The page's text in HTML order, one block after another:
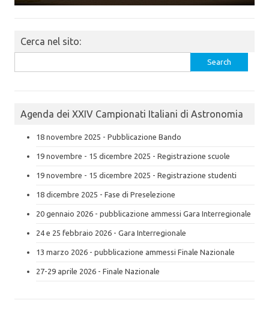
Cerca nel sito:
for:
Agenda dei XXIV Campionati Italiani di Astronomia
18 novembre 2025 - Pubblicazione Bando
19 novembre - 15 dicembre 2025 - Registrazione scuole
19 novembre - 15 dicembre 2025 - Registrazione studenti
18 dicembre 2025 - Fase di Preselezione
20 gennaio 2026 - pubblicazione ammessi Gara Interregionale
24 e 25 febbraio 2026 - Gara Interregionale
13 marzo 2026 - pubblicazione ammessi Finale Nazionale
27-29 aprile 2026 - Finale Nazionale